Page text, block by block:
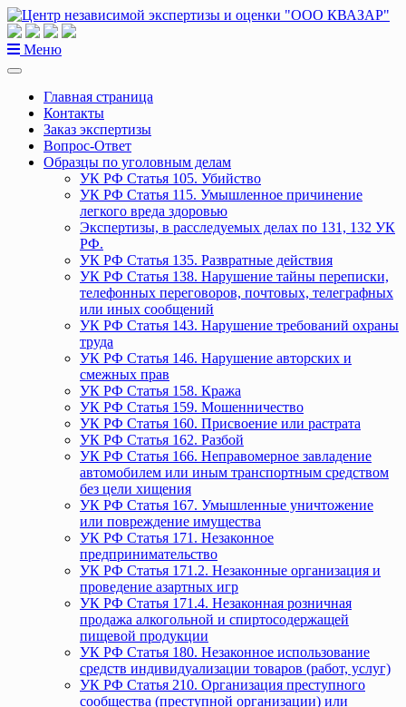
Перейти
к
содержанию
Меню
Главная страница
Контакты
Заказ экспертизы
Вопрос-Ответ
Образцы по уголовным делам
УК РФ Статья 105. Убийство
УК РФ Статья 115. Умышленное причинение
легкого вреда здоровью
Экспертизы, в расследуемых делах по 131, 132 УК
РФ.
УК РФ Статья 135. Развратные действия
УК РФ Статья 138. Нарушение тайны переписки,
телефонных переговоров, почтовых, телеграфных
или иных сообщений
УК РФ Статья 143. Нарушение требований охраны
труда
УК РФ Статья 146. Нарушение авторских и
смежных прав
УК РФ Статья 158. Кража
УК РФ Статья 159. Мошенничество
УК РФ Статья 160. Присвоение или растрата
УК РФ Статья 162. Разбой
УК РФ Статья 166. Неправомерное завладение
автомобилем или иным транспортным средством
без цели хищения
УК РФ Статья 167. Умышленные уничтожение
или повреждение имущества
УК РФ Статья 171. Незаконное
предпринимательство
УК РФ Статья 171.2. Незаконные организация и
проведение азартных игр
УК РФ Статья 171.4. Незаконная розничная
продажа алкогольной и спиртосодержащей
пищевой продукции
УК РФ Статья 180. Незаконное использование
средств индивидуализации товаров (работ, услуг)
УК РФ Статья 210. Организация преступного
сообщества (преступной организации) или